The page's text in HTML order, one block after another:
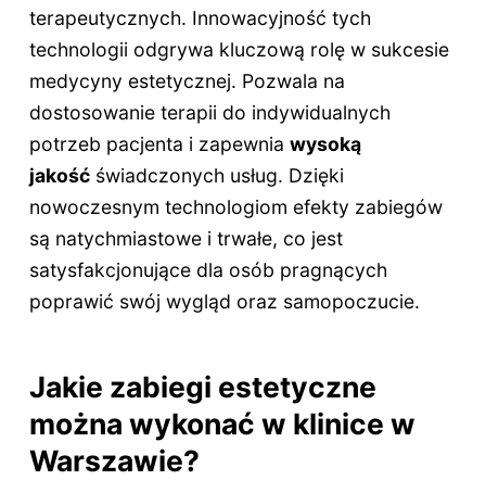
terapeutycznych. Innowacyjność tych
technologii odgrywa kluczową rolę w sukcesie
medycyny estetycznej. Pozwala na
dostosowanie terapii do indywidualnych
potrzeb pacjenta i zapewnia wysoką
jakośćświadczonych usług. Dzięki
nowoczesnym technologiom efekty zabiegów
są natychmiastowe i trwałe, co jest
satysfakcjonujące dla osób pragnących
poprawić swój wygląd oraz samopoczucie.
Jakie zabiegi estetyczne
można wykonać w klinice w
Warszawie?